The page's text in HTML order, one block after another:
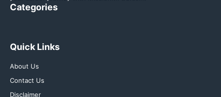
Categories
Quick Links
About Us
Contact Us
Disclaimer